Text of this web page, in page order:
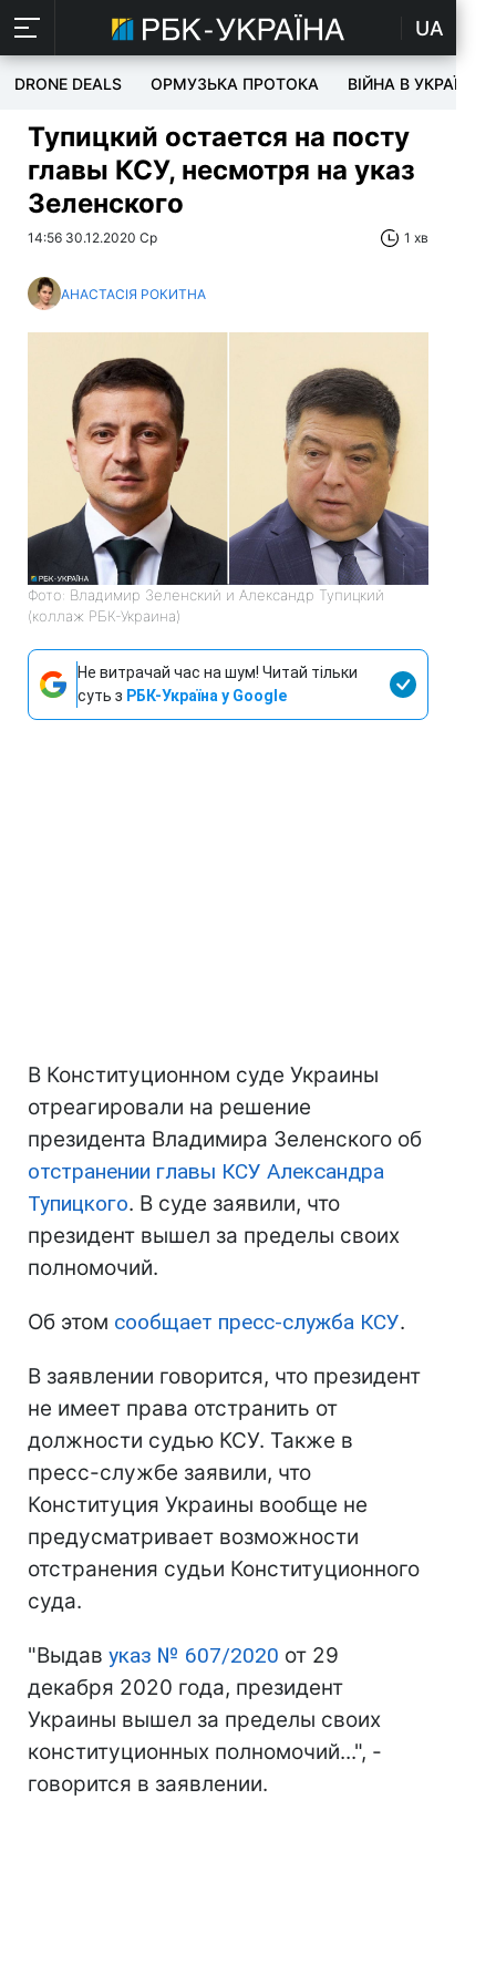
UA
DRONE DEALS ОРМУЗЬКА ПРОТОКА ВІЙНА В УКРАЇНІ
Тупицкий остается на посту
главы КСУ, несмотря на указ
Зеленского
14:56 30.12.2020 Ср 1 хв
АНАСТАСІЯ РОКИТНА
Фото: Владимир Зеленский и Александр Тупицкий
(коллаж РБК-Украина)
Не витрачай час на шум! Читай тільки
суть з РБК-Україна у Google
В Конституционном суде Украины
отреагировали на решение
президента Владимира Зеленского об
отстранении главы КСУ Александра
Тупицкого. В суде заявили, что
президент вышел за пределы своих
полномочий.
Об этом сообщает пресс-служба КСУ.
В заявлении говорится, что президент
не имеет права отстранить от
должности судью КСУ. Также в
пресс-службе заявили, что
Конституция Украины вообще не
предусматривает возможности
отстранения судьи Конституционного
суда.
"Выдав указ № 607/2020 от 29
декабря 2020 года, президент
Украины вышел за пределы своих
конституционных полномочий...", -
говорится в заявлении.